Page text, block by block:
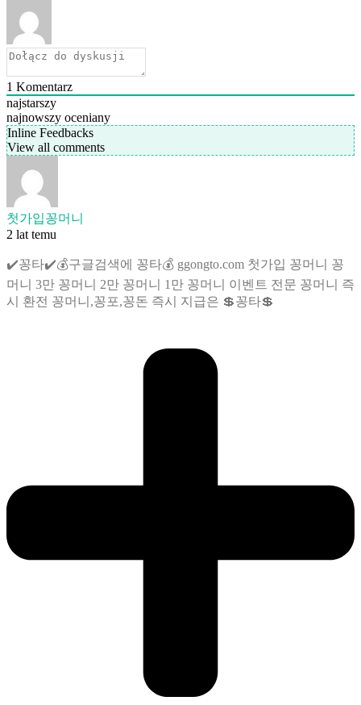
1 Komentarz
najstarszy
najnowszy oceniany
Inline Feedbacks
View all comments
첫가입꽁머니
2 lat temu
✔️꽁타✔️💰구글검색에 꽁타💰 ggongto.com 첫가입 꽁머니 꽁
머니 3만 꽁머니 2만 꽁머니 1만 꽁머니 이벤트 전문 꽁머니 즉
시 환전 꽁머니,꽁포,꽁돈 즉시 지급은 💲꽁타💲